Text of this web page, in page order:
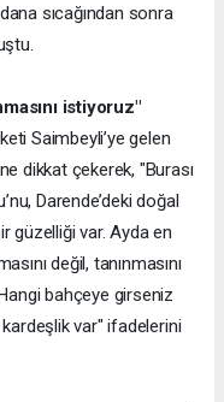
sıcağından sonra
istiyoruz"
Saimbeyli’ye gelen
dikkat çekerek, "Burası
Darende’deki doğal
güzelliği var. Ayda en
değil, tanınmasını
bahçeye girseniz
var" ifadelerini